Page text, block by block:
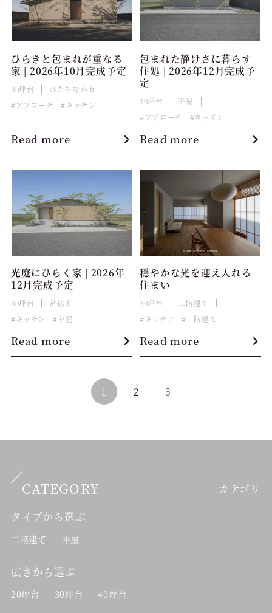
ひらきと包まれが重なる
家 | 2026年10月完成予定
30坪台
ひたちなか市
アプローチ
キッチン
Read more
包まれた静けさに暮らす
住処 | 2026年12月完成予
定
30坪台
平屋
アプローチ
キッチン
Read more
光庭にひらく家 | 2026年
12月完成予定
30坪台
常総市
キッチン
中庭
Read more
穏やかな光を迎え入れる
住まい
30坪台
二階建て
キッチン
二階建て
Read more
1 2 3
CATEGORY
カテゴリ
タイプから選ぶ
二階建て 平屋
広さから選ぶ
20坪台 30坪台 40坪台